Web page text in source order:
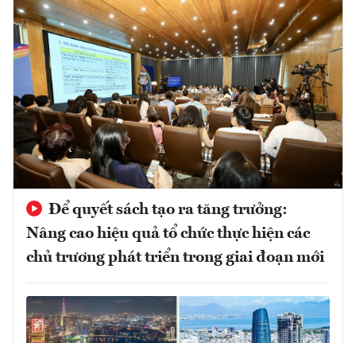
Để quyết sách tạo ra tăng trưởng:
Nâng cao hiệu quả tổ chức thực hiện các
chủ trương phát triển trong giai đoạn mới